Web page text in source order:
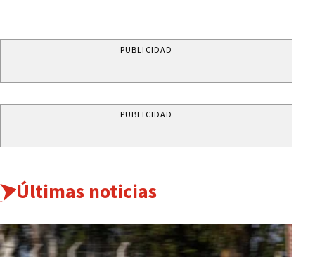
PUBLICIDAD
PUBLICIDAD
Últimas noticias